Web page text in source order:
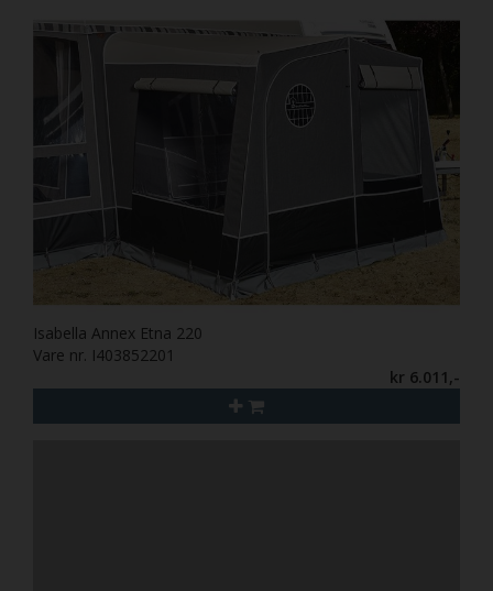
Isabella Annex Etna 220
Vare nr. I403852201
kr 6.011,-